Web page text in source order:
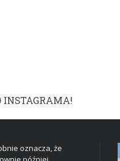
INSTAGRAMA!
oznacza, że